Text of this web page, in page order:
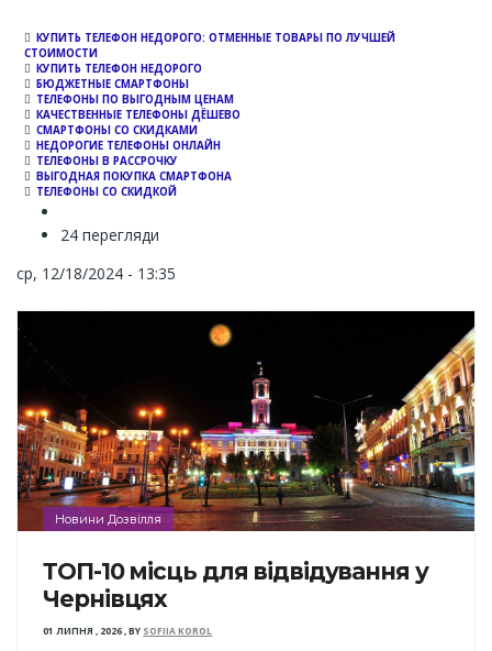
КУПИТЬ ТЕЛЕФОН НЕДОРОГО: ОТМЕННЫЕ ТОВАРЫ ПО ЛУЧШЕЙ
СТОИМОСТИ
КУПИТЬ ТЕЛЕФОН НЕДОРОГО
БЮДЖЕТНЫЕ СМАРТФОНЫ
ТЕЛЕФОНЫ ПО ВЫГОДНЫМ ЦЕНАМ
КАЧЕСТВЕННЫЕ ТЕЛЕФОНЫ ДЁШЕВО
СМАРТФОНЫ СО СКИДКАМИ
НЕДОРОГИЕ ТЕЛЕФОНЫ ОНЛАЙН
ТЕЛЕФОНЫ В РАССРОЧКУ
ВЫГОДНАЯ ПОКУПКА СМАРТФОНА
ТЕЛЕФОНЫ СО СКИДКОЙ
24 перегляди
ср, 12/18/2024 - 13:35
Новини Дозвілля
ТОП-10 місць для відвідування у
Чернівцях
01 ЛИПНЯ , 2026,BY SOFIIA KOROL